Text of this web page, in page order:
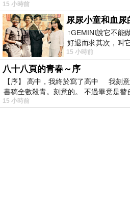
15 小時前
尿尿小童和血尿
↑GEMINI說它不能
好退而求其次，叫
年人臉孔」的畫了
15 小時前
八十八頁的青春～序
【序】 高中，我終於寫了高中 我刻
書稿全數殺青。刻意的。 不過畢竟是替
15 小時前